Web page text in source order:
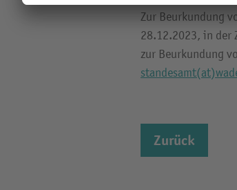
Zur Beurkundung
28.12.2023, in der
zur Beurkundung
Zurück